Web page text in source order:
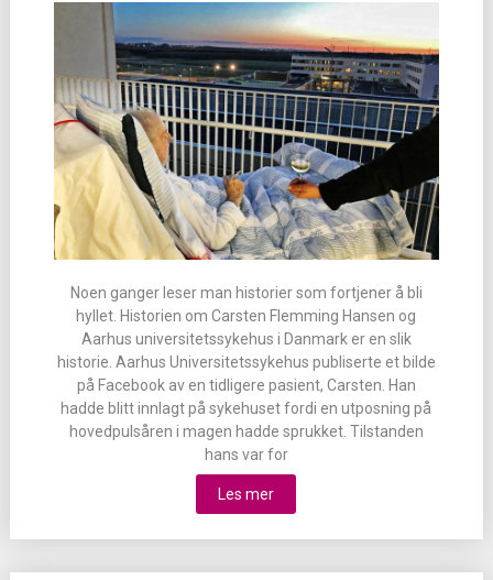
Noen ganger leser man historier som fortjener å bli
hyllet. Historien om Carsten Flemming Hansen og
Aarhus universitetssykehus i Danmark er en slik
historie. Aarhus Universitetssykehus publiserte et bilde
på Facebook av en tidligere pasient, Carsten. Han
hadde blitt innlagt på sykehuset fordi en utposning på
hovedpulsåren i magen hadde sprukket. Tilstanden
hans var for
Les mer